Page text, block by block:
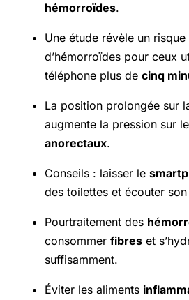
hémorroïdes.
Une étude révèle un
d’hémorroïdes pour ceux
téléphone plus de cinq
La position prolongée sur
augmente la pression sur
anorectaux.
Conseils : laisser le
des toilettes et écouter
Pourtraitement des
consommer fibres et
suffisamment.
Éviter les aliments